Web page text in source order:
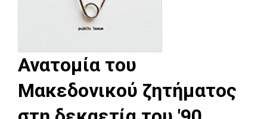
Ανατομία του
Μακεδονικού ζητήματος